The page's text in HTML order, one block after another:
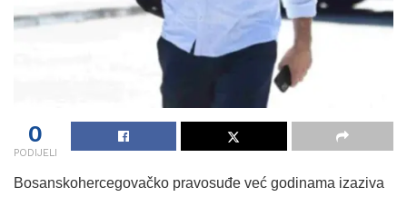
0
PODIJELI
Bosanskohercegovačko pravosuđe već godinama izaziva